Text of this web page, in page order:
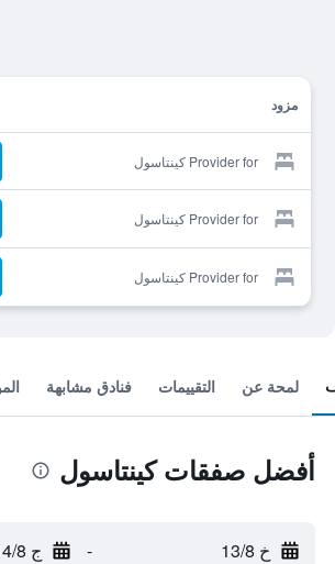
مزود
Provider for كينتاسول
Provider for كينتاسول
Provider for كينتاسول
لمحة عن التقييمات فنادق مشابهة
أفضل صفقات كينتاسول
خ 13/8 - ج 14/8